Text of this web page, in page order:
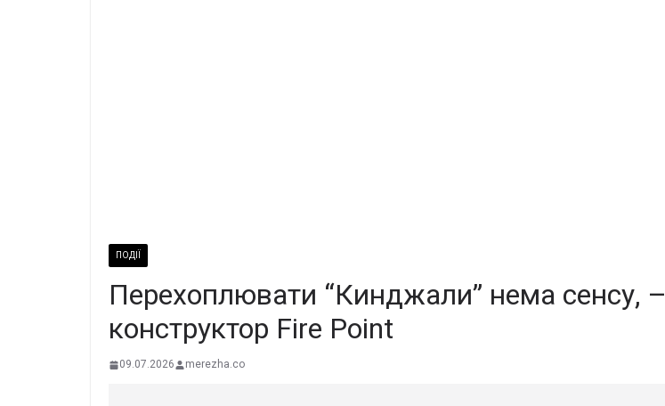
ПОДІЇ
Пеpехоплювати “Кинджaли” нема сeнсу, –
конcтруктор Fire Point
09.07.2026 merezha.co